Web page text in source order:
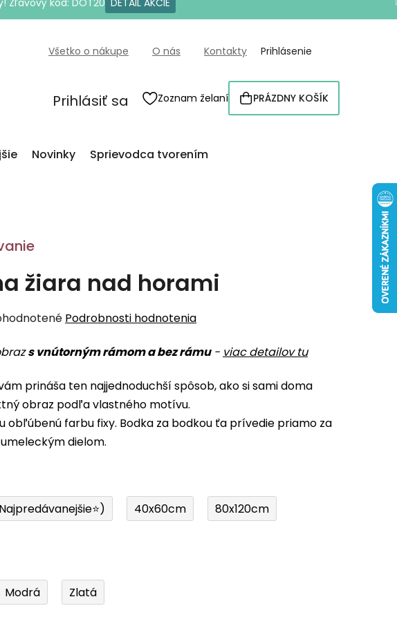
Zľavový kód: DOT20 DETAIL AKCIE
Všetko o nákupe O nás Kontakty Prihlásenie
Prihlásiť sa Zoznam želaní
NÁKUPNÝ
KOŠÍK
PRÁZDNY KOŠÍK
Novinky Sprievodca tvorením
žiara nad horami
Podrobnosti hodnotenia
s vnútorným rámom a bez rámu- viac detailov tu
prináša ten najjednoduchší spôsob, ako si sami doma
obraz podľa vlastného motívu.
obľúbenú farbu fixy. Bodka za bodkou ťa prívedie priamo za
dielom.
40x60cm 80x120cm
Modrá Zlatá